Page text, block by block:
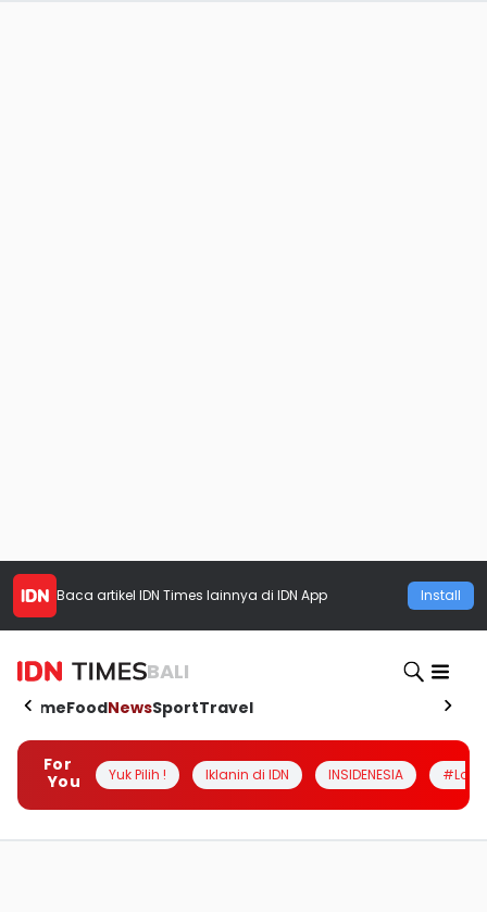
Baca artikel IDN Times lainnya di IDN App Install
BALI
HomeFoodNewsSportTravel
For
You
Yuk Pilih ! Iklanin di IDN INSIDENESIA